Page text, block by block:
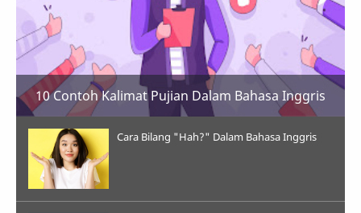
10 Contoh Kalimat Pujian Dalam Bahasa Inggris
Cara Bilang "Hah?" Dalam Bahasa Inggris